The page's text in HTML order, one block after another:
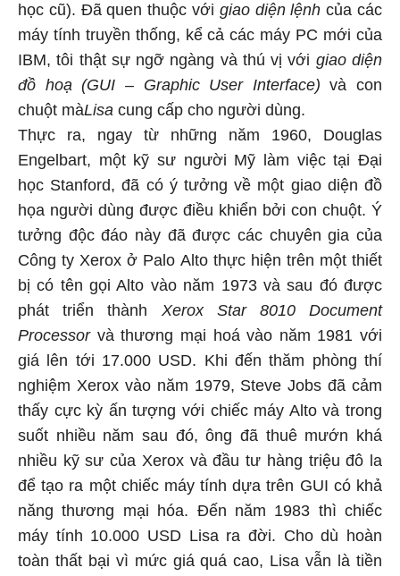
học cũ). Đã quen thuộc với giao diện lệnh của các
máy tính truyền thống, kể cả các máy PC mới của
IBM, tôi thật sự ngỡ ngàng và thú vị với giao diện
đồ hoạ (GUI – Graphic User Interface) và con
chuột màLisa cung cấp cho người dùng.
Thực ra, ngay từ những năm 1960, Douglas
Engelbart, một kỹ sư người Mỹ làm việc tại Đại
học Stanford, đã có ý tưởng về một giao diện đồ
họa người dùng được điều khiển bởi con chuột. Ý
tưởng độc đáo này đã được các chuyên gia của
Công ty Xerox ở Palo Alto thực hiện trên một thiết
bị có tên gọi Alto vào năm 1973 và sau đó được
phát triển thành Xerox Star 8010 Document
Processorvà thương mại hoá vào năm 1981 với
giá lên tới 17.000 USD. Khi đến thăm phòng thí
nghiệm Xerox vào năm 1979, Steve Jobs đã cảm
thấy cực kỳ ấn tượng với chiếc máy Alto và trong
suốt nhiều năm sau đó, ông đã thuê mướn khá
nhiều kỹ sư của Xerox và đầu tư hàng triệu đô la
để tạo ra một chiếc máy tính dựa trên GUI có khả
năng thương mại hóa. Đến năm 1983 thì chiếc
máy tính 10.000 USD Lisa ra đời. Cho dù hoàn
toàn thất bại vì mức giá quá cao, Lisa vẫn là tiền